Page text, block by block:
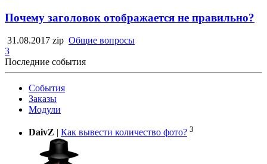
Почему заголовок отображается не правильно?
31.08.2017 zip Общие вопросы
3
Последние события
События
Заказы
Модули
DaivZ Как вывести количество фото? 3